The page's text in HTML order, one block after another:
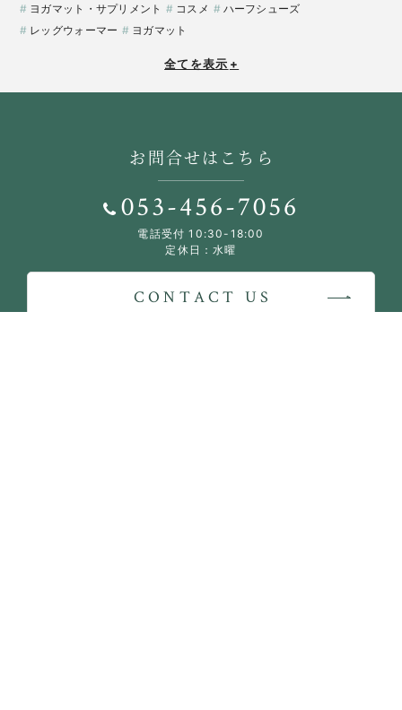
ヨガマット・サプリメント
コスメ
ハーフシューズ
レッグウォーマー
ヨガマット
全てを表示 +
お問合せはこちら
053-456-7056
電話受付 10:30-18:00
定休日：水曜
CONTACT US